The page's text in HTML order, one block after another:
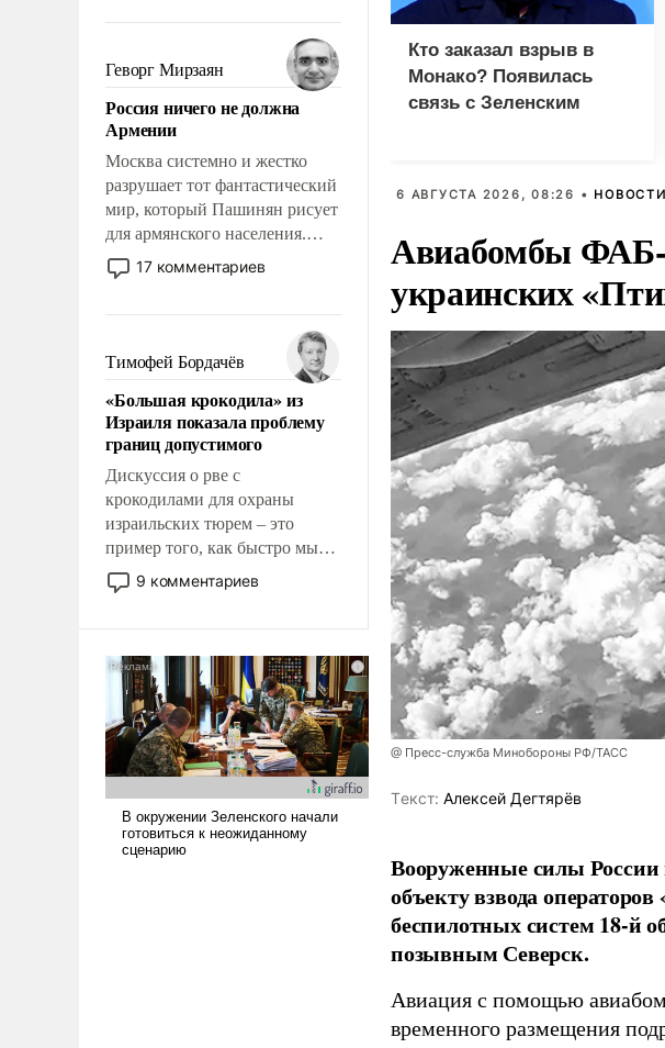
Сложившаяся ситуация
означает многолетний период
уязвимости США, например,
перед Китаем.
Геворг Мирзаян
Россия ничего не должна
Армении
Москва системно и жестко
разрушает тот фантастический
мир, который Пашинян рисует
для армянского населения.
Мир, где политические
прожекты будут безусловно
налогоплательщиков и где
Еревану за свои поступки не
нужно отвечать.
17 комментариев
Тимофей Бордачёв
«Большая крокодила» из
Израиля показала проблему
границ допустимого
Дискуссия о рве с
крокодилами для охраны
израильских тюрем – это
пример того, как быстро мы
двигаемся по пути
революционных изменений.
псевдонаучной фантастики,
стало всерьез обсуждаемой
идеей.
9 комментариев
Кто заказал взрыв в
Монако? Появилась
связь с Зеленским
6 АВГУСТА 2026, 08:26 •
Авиабомбы ФАБ-
украинских
@ Пресс-служба Минобороны РФ/ТАСС
Tекст: Алексей Дегтярёв
Вооруженные силы России
объекту взвода
беспилотных систем 18-й
позывным Северск.
Авиация с помощью
временного размещения